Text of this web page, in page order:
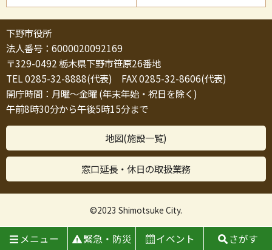
下野市役所
法人番号：6000020092169
〒329-0492 栃木県下野市笹原26番地
TEL 0285-32-8888(代表) FAX 0285-32-8606(代表)
開庁時間：月曜～金曜 (年末年始・祝日を除く)
午前8時30分から午後5時15分まで
地図(施設一覧)
窓口延長・休日の取扱業務
©2023 Shimotsuke City.
メニュー 緊急・防災 イベント さがす